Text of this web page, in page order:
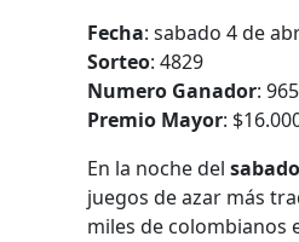
Fecha: sabado 4 de
Sorteo: 4829
Numero Ganador:
Premio Mayor:
En la noche del
juegos de azar más
miles de colombianos